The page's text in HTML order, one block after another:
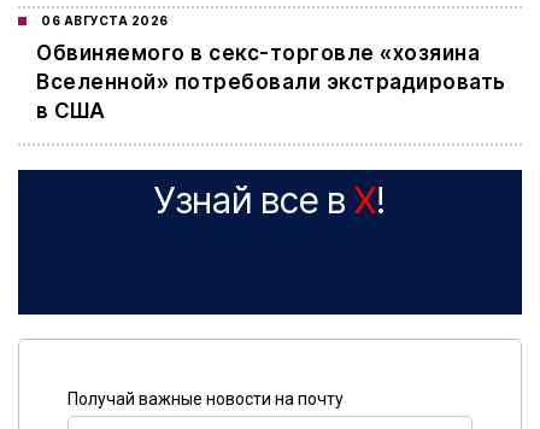
06 АВГУСТА 2026
Обвиняемого в секс-торговле «хозяина
Вселенной» потребовали экстрадировать
в США
Узнай все в X!